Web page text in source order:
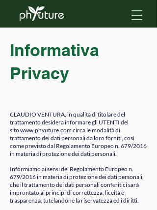
Informativa
Privacy
CLAUDIO VENTURA, in qualità di titolare del
trattamento desidera informare gli UTENTI del
sitowww.phyuture.comcirca le modalità di
trattamento dei dati personali da loro forniti, così
come previsto dal Regolamento Europeo n. 679/2016
in materia di protezione dei dati personali.
Informiamo ai sensi del Regolamento Europeo n.
679/2016 in materia di protezione dei dati personali,
che il trattamento dei dati personali conferitici sarà
improntato ai principi di correttezza, liceità e
trasparenza, tutelandone la riservatezza ed i diritti.